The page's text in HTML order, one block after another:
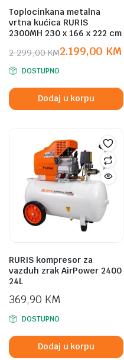
Toplocinkana metalna
vrtna kućica RURIS
2300MH 230 x 166 x 222 cm
2.299,00KM
Original
price
was:
2.299,00 KM.
2.199,00 KM
Current
price
is:
2.199,00 KM.
DOSTUPNO
Dodaj u korpu
RURIS kompresor za
vazduh zrak AirPower 2400
24L
369,90 KM
DOSTUPNO
Dodaj u korpu